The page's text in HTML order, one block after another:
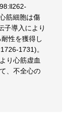
筋細胞は傷
子導入により
性を獲得し
1731)。
り心筋虚血
、不全心の